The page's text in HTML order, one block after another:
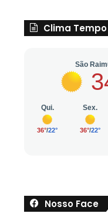
Clima Tempo
Nosso Face